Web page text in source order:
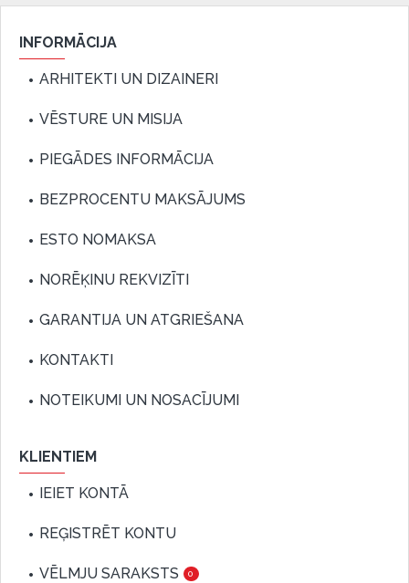
INFORMĀCIJA
ARHITEKTI UN DIZAINERI
VĒSTURE UN MISIJA
PIEGĀDES INFORMĀCIJA
BEZPROCENTU MAKSĀJUMS
ESTO NOMAKSA
NORĒĶINU REKVIZĪTI
GARANTIJA UN ATGRIEŠANA
KONTAKTI
NOTEIKUMI UN NOSACĪJUMI
KLIENTIEM
IEIET KONTĀ
REĢISTRĒT KONTU
VĒLMJU SARAKSTS 0